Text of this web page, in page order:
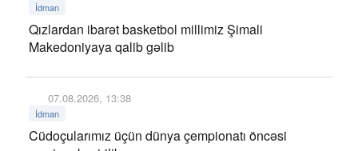
İdman
Qızlardan ibarət basketbol millimiz Şimali
Makedoniyaya qalib gəlib
07.08.2026, 13:38
İdman
Cüdoçularımız üçün dünya çempionatı öncəsi